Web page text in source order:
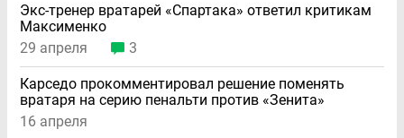
Экс-тренер вратарей «Спартака» ответил критикам
Максименко
29 апреля
3
Карседо прокомментировал решение поменять
вратаря на серию пенальти против «Зенита»
16 апреля